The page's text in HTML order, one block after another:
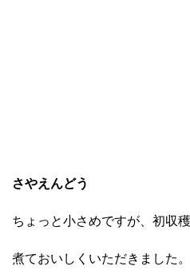
さやえんどう
ちょっと小さめですが、初収穫
煮ておいしくいただきました。